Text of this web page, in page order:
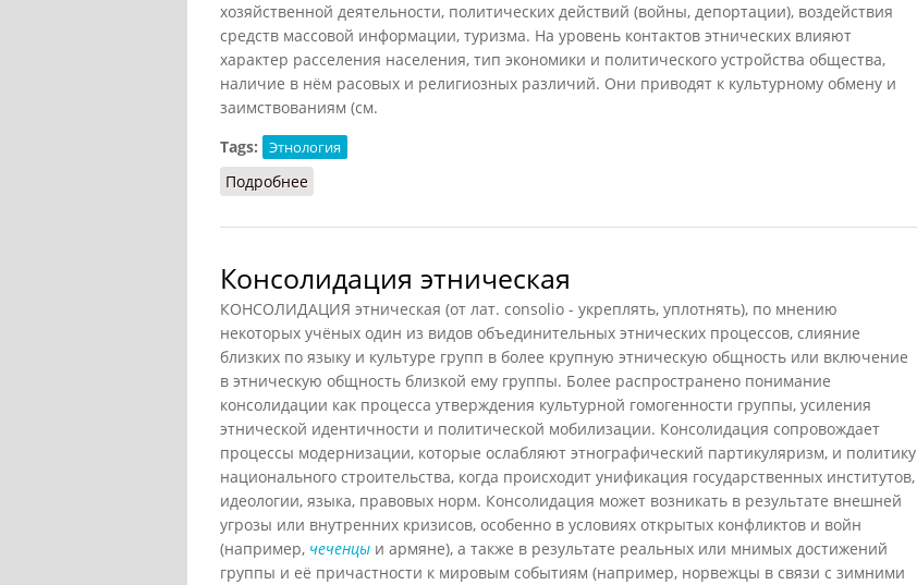
хозяйственной деятельности, политических действий (войны, депортации), воздействия
средств массовой информации, туризма. На уровень контактов этнических влияют
характер расселения населения, тип экономики и политического устройства общества,
наличие в нём расовых и религиозных различий. Они приводят к культурному обмену и
заимствованиям (см.
Tags:
Этнология
Подробнее
Консолидация этническая
КОНСОЛИДАЦИЯ этническая (от лат. consolio - укреплять, уплотнять), по мнению
некоторых учёных один из видов объединительных этнических процессов, слияние
близких по языку и культуре групп в более крупную этническую общность или включение
в этническую общность близкой ему группы. Более распространено понимание
консолидации как процесса утверждения культурной гомогенности группы, усиления
этнической идентичности и политической мобилизации. Консолидация сопровождает
процессы модернизации, которые ослабляют этнографический партикуляризм, и политику
национального строительства, когда происходит унификация государственных институтов,
идеологии, языка, правовых норм. Консолидация может возникать в результате внешней
угрозы или внутренних кризисов, особенно в условиях открытых конфликтов и войн
(например, чеченцы и армяне), а также в результате реальных или мнимых достижений
группы и её причастности к мировым событиям (например, норвежцы в связи с зимними